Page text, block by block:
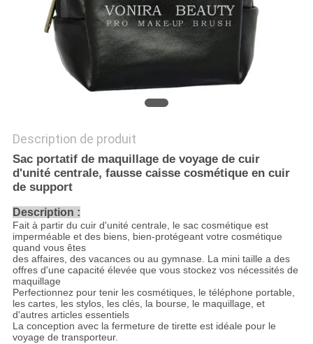
Description de produit
Sac portatif de maquillage de voyage de cuir
d'unité centrale, fausse caisse cosmétique en cuir
de support
Description :
Fait à partir du cuir d'unité centrale, le sac cosmétique est
imperméable et des biens, bien-protégeant votre cosmétique
quand vous êtes
des affaires, des vacances ou au gymnase. La mini taille a des
offres d'une capacité élevée que vous stockez vos nécessités de
maquillage
Perfectionnez pour tenir les cosmétiques, le téléphone portable,
les cartes, les stylos, les clés, la bourse, le maquillage, et
d'autres articles essentiels
La conception avec la fermeture de tirette est idéale pour le
voyage de transporteur.